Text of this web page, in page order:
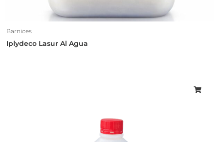
Barnices
Iplydeco Lasur Al Agua